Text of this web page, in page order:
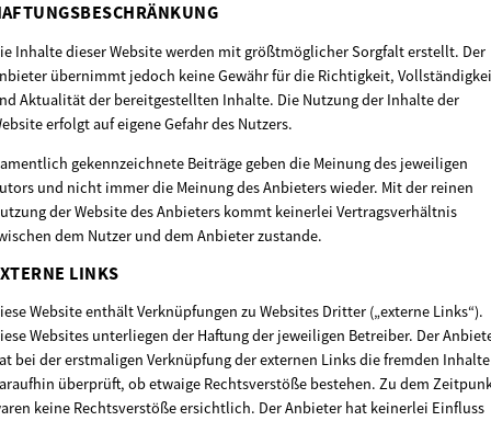
Inhalte dieser Website werden mit größtmöglicher Sorgfalt erstellt. Der
übernimmt jedoch keine Gewähr für die Richtigkeit,
Aktualität der bereitgestellten Inhalte. Die Nutzung der Inhalte der
erfolgt auf eigene Gefahr des Nutzers.
gekennzeichnete Beiträge geben die Meinung des jeweiligen
und nicht immer die Meinung des Anbieters wieder. Mit der reinen
der Website des Anbieters kommt keinerlei Vertragsverhältnis
dem Nutzer und dem Anbieter zustande.
LINKS
Website enthält Verknüpfungen zu Websites Dritter („externe Links“).
Websites unterliegen der Haftung der jeweiligen Betreiber. Der
bei der erstmaligen Verknüpfung der externen Links die fremden Inhalte
überprüft, ob etwaige Rechtsverstöße bestehen. Zu dem
keine Rechtsverstöße ersichtlich. Der Anbieter hat keinerlei Einfluss